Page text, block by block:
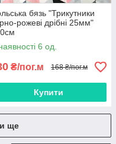
бязь "Трикутники
рожеві дрібні 25мм"
6 од.
₴/пог.м 168 ₴/пог.м
Купити
ще